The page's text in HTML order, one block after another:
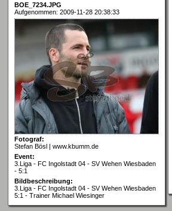
BOE_7234.JPG
Aufgenommen: 2009-11-28 20:38:33
Fotograf:
Stefan Bösl | www.kbumm.de
Event:
3.Liga - FC Ingolstadt 04 - SV Wehen Wiesbaden
- 5:1
Bildbeschreibung:
3.Liga - FC Ingolstadt 04 - SV Wehen Wiesbaden
5:1 - Trainer Michael Wiesinger